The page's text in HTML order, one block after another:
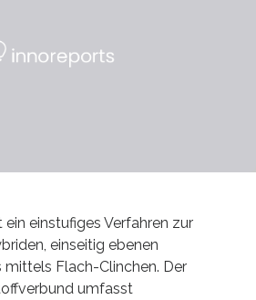
einstufiges Verfahren zur
einseitig ebenen
Flach-Clinchen. Der
umfasst